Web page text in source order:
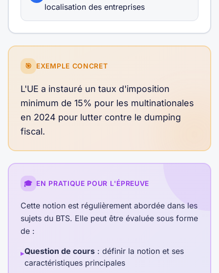
localisation des entreprises
🎯 EXEMPLE CONCRET
L'UE a instauré un taux d'imposition
minimum de 15% pour les multinationales
en 2024 pour lutter contre le dumping
fiscal.
🎓 EN PRATIQUE POUR L'ÉPREUVE
Cette notion est régulièrement abordée dans les
sujets du BTS. Elle peut être évaluée sous forme
de :
▸Question de cours : définir la notion et ses
caractéristiques principales